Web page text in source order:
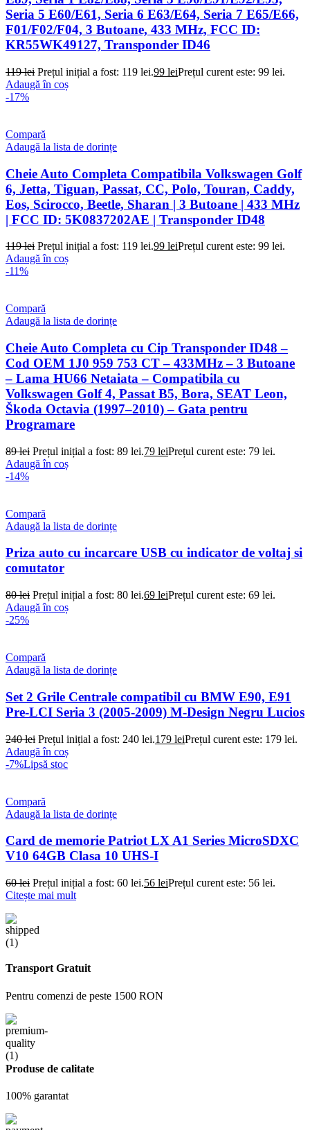
Seria 5 E60/E61, Seria 6 E63/E64, Seria 7 E65/E66,
F01/F02/F04, 3 Butoane, 433 MHz, FCC ID:
KR55WK49127, Transponder ID46
119lei Prețul inițial a fost: 119 lei.99 leiPrețul curent este: 99 lei.
Adaugă în coș
-17%
Compară
Adaugă la lista de dorințe
Cheie Auto Completa Compatibila Volkswagen Golf
6, Jetta, Tiguan, Passat, CC, Polo, Touran, Caddy,
Eos, Scirocco, Beetle, Sharan | 3 Butoane | 433 MHz
| FCC ID: 5K0837202AE | Transponder ID48
119lei Prețul inițial a fost: 119 lei.99 leiPrețul curent este: 99 lei.
Adaugă în coș
-11%
Compară
Adaugă la lista de dorințe
Cheie Auto Completa cu Cip Transponder ID48 –
Cod OEM 1J0 959 753 CT – 433MHz – 3 Butoane
– Lama HU66 Netaiata – Compatibila cu
Volkswagen Golf 4, Passat B5, Bora, SEAT Leon,
Škoda Octavia (1997–2010) – Gata pentru
Programare
89lei Prețul inițial a fost: 89 lei.79 leiPrețul curent este: 79 lei.
Adaugă în coș
-14%
Compară
Adaugă la lista de dorințe
Priza auto cu incarcare USB cu indicator de voltaj si
comutator
80lei Prețul inițial a fost: 80 lei.69 leiPrețul curent este: 69 lei.
Adaugă în coș
-25%
Compară
Adaugă la lista de dorințe
Set 2 Grile Centrale compatibil cu BMW E90, E91
Pre-LCI Seria 3 (2005-2009) M-Design Negru Lucios
240lei Prețul inițial a fost: 240 lei.179 leiPrețul curent este: 179 lei.
Adaugă în coș
-7%Lipsă stoc
Compară
Adaugă la lista de dorințe
Card de memorie Patriot LX A1 Series MicroSDXC
V10 64GB Clasa 10 UHS-I
60lei Prețul inițial a fost: 60 lei.56 leiPrețul curent este: 56 lei.
Citește mai mult
Transport Gratuit
Pentru comenzi de peste 1500 RON
Produse de calitate
100% garantat